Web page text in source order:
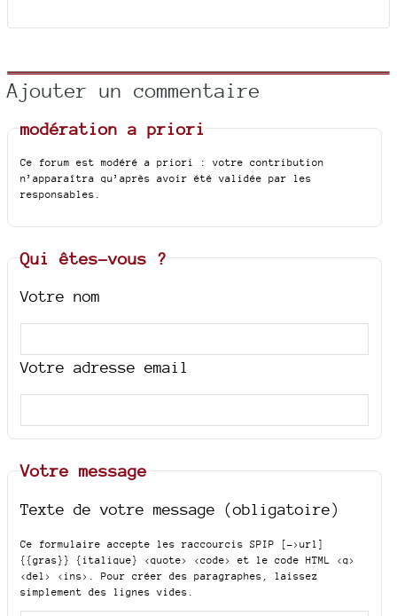
Ajouter un commentaire
modération a priori
Ce forum est modéré a priori : votre contribution
n’apparaîtra qu’après avoir été validée par les
responsables.
Qui êtes-vous ?
Votre nom
Votre adresse email
Votre message
Texte de votre message (obligatoire)
Ce formulaire accepte les raccourcis SPIP
[->url]
{{gras}} {italique} <quote> <code>
et le code HTML <q>
<del> <ins>
. Pour créer des paragraphes, laissez
simplement des lignes vides.